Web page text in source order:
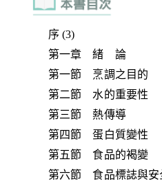
序 (3)
第一章 緒 論
第一節 烹調之目的
第二節 水的重要性
第三節 熱傳導
第四節 蛋白質變性
第五節 食品的褐變
第六節 食品標誌與安